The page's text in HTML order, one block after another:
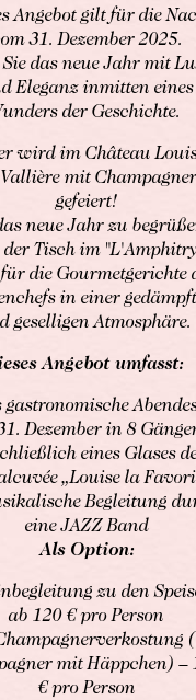
BUCHEN
Buchen Zimmer
Zimmer
Gourmet-Restaurant
BUCHEN
Daten "auf Anfrage",
sich bitte direkt an das
Tel: +33 2 42 06 02 00
+33 1 40 29 07 00
Angebot gilt für die
31. Dezember 2025.
das neue Jahr mit
Eleganz inmitten eines
der Geschichte.
wird im Château
mit Champagner
gefeiert!
neue Jahr zu
der Tisch im
die Gourmetgerichte
in einer
geselligen Atmosphäre.
Angebot umfasst:
gastronomische
Dezember in 8
eines Glases
„Louise la
Begleitung
eine JAZZ Band
Als Option:
zu den
ab 120 € pro Person
mit Häppchen) –
€ pro Person